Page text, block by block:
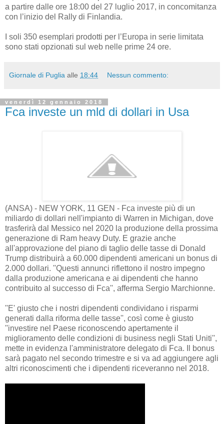
a partire dalle ore 18:00 del 27 luglio 2017, in concomitanza
con l’inizio del Rally di Finlandia.
I soli 350 esemplari prodotti per l’Europa in serie limitata
sono stati opzionati sul web nelle prime 24 ore.
Giornale di Puglia alle 18:44 Nessun commento:
venerdì 12 gennaio 2018
Fca investe un mld di dollari in Usa
(ANSA) - NEW YORK, 11 GEN - Fca investe più di un
miliardo di dollari nell'impianto di Warren in Michigan, dove
trasferirà dal Messico nel 2020 la produzione della prossima
generazione di Ram heavy Duty. E grazie anche
all'approvazione del piano di taglio delle tasse di Donald
Trump distribuirà a 60.000 dipendenti americani un bonus di
2.000 dollari. ''Questi annunci riflettono il nostro impegno
dalla produzione americana e ai dipendenti che hanno
contribuito al successo di Fca'', afferma Sergio Marchionne.
''E' giusto che i nostri dipendenti condividano i risparmi
generati dalla riforma delle tasse'', così come è giusto
''investire nel Paese riconoscendo apertamente il
miglioramento delle condizioni di business negli Stati Uniti'',
mette in evidenza l'amministratore delegato di Fca. Il bonus
sarà pagato nel secondo trimestre e si va ad aggiungere agli
altri riconoscimenti che i dipendenti riceveranno nel 2018.